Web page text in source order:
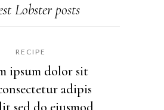
Lobster posts
RECIPE
ipsum dolor sit
adipis